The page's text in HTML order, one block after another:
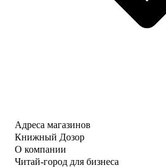
Адреса магазинов
Книжный Дозор
О компании
Читай-город для бизнеса